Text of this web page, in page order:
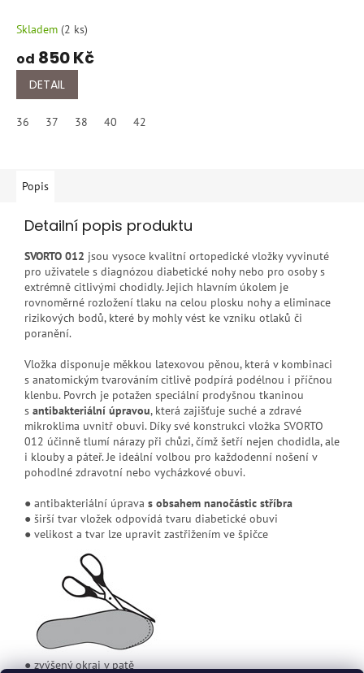
Skladem (2 ks)
od 850 Kč
DETAIL
36 37 38 40 42
Popis
Detailní popis produktu
SVORTO 012 jsou vysoce kvalitní ortopedické vložky vyvinuté
pro uživatele s diagnózou diabetické nohy nebo pro osoby s
extrémně citlivými chodidly. Jejich hlavním úkolem je
rovnoměrné rozložení tlaku na celou plosku nohy a eliminace
rizikových bodů, které by mohly vést ke vzniku otlaků či
poranění.
Vložka disponuje měkkou latexovou pěnou, která v kombinaci
s anatomickým tvarováním citlivě podpírá podélnou i příčnou
klenbu. Povrch je potažen speciální prodyšnou tkaninou
s antibakteriální úpravou, která zajišťuje suché a zdravé
mikroklima uvnitř obuvi. Díky své konstrukci vložka SVORTO
012 účinně tlumí nárazy při chůzi, čímž šetří nejen chodidla, ale
i klouby a páteř. Je ideální volbou pro každodenní nošení v
pohodlné zdravotní nebo vycházkové obuvi.
● antibakteriální úprava s obsahem nanočástic stříbra
● širší tvar vložek odpovídá tvaru diabetické obuvi
● velikost a tvar lze upravit zastřižením ve špičce
● zvýšený okraj v patě